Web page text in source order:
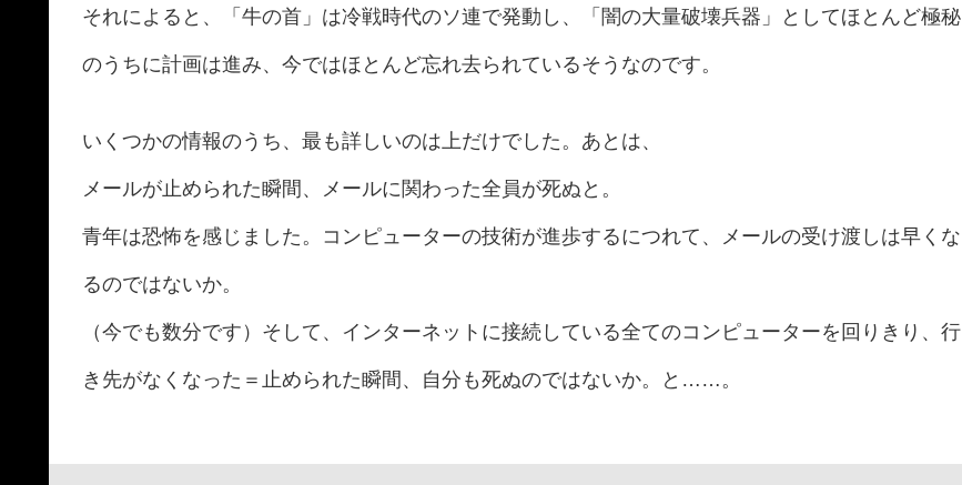
それによると、「牛の首」は冷戦時代のソ連で発動し、「闇の大量破壊兵器」としてほとんど極秘
のうちに計画は進み、今ではほとんど忘れ去られているそうなのです。
いくつかの情報のうち、最も詳しいのは上だけでした。あとは、
メールが止められた瞬間、メールに関わった全員が死ぬと。
青年は恐怖を感じました。コンピューターの技術が進歩するにつれて、メールの受け渡しは早くな
るのではないか。
（今でも数分です）そして、インターネットに接続している全てのコンピューターを回りきり、行
き先がなくなった＝止められた瞬間、自分も死ぬのではないか。と……。